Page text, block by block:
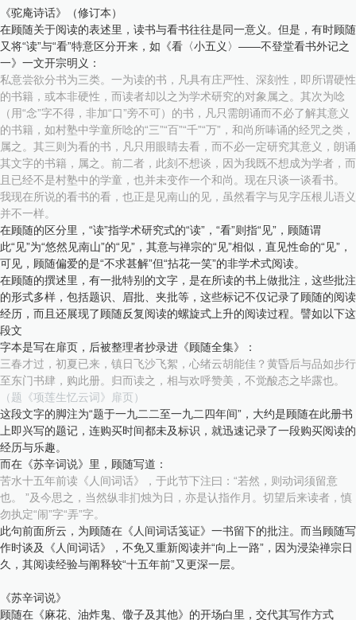
《驼庵诗话》（修订本）
在顾随关于阅读的表述里，读书与看书往往是同一意义。但是，有时顾随
又将“读”与“看”特意区分开来，如《看〈小五义〉——不登堂看书外记之
一》一文开宗明义：
私意尝欲分书为三类。一为读的书，凡具有庄严性、深刻性，即所谓硬性
的书籍，或本非硬性，而读者却以之为学术研究的对象属之。其次为唸
（用“念”字不得，非加“口”旁不可）的书，凡只需朗诵而不必了解其意义
的书籍，如村塾中学童所唸的“三”“百”“千”“万”，和尚所唪诵的经咒之类，
属之。其三则为看的书，凡只用眼睛去看，而不必一定研究其意义，朗诵
其文字的书籍，属之。前二者，此刻不想谈，因为我既不想成为学者，而
且已经不是村塾中的学童，也并未变作一个和尚。现在只谈一谈看书。
我现在所说的看书的看，也正是见南山的见，虽然看字与见字压根儿语义
并不一样。
在顾随的区分里，“读”指学术研究式的“读”，“看”则指“见”，顾随谓
此“见”为“悠然见南山”的“见”，其意与禅宗的“见”相似，直见性命的“见”，
可见，顾随偏爱的是“不求甚解”但“拈花一笑”的非学术式阅读。
在顾随的撰述里，有一批特别的文字，是在所读的书上做批注，这些批注
的形式多样，包括题识、眉批、夹批等，这些标记不仅记录了顾随的阅读
经历，而且还展现了顾随反复阅读的螺旋式上升的阅读过程。譬如以下这
段文
字本是写在扉页，后被整理者抄录进《顾随全集》：
三春才过，初夏已来，镇日飞沙飞絮，心绪云胡能佳？黄昏后与品如步行
至东门书肆，购此册。归而读之，相与欢呼赞美，不觉酸态之毕露也。
（题《项莲生忆云词》扉页）
这段文字的脚注为“题于一九二二至一九二四年间”，大约是顾随在此册书
上即兴写的题记，连购买时间都未及标识，就迅速记录了一段购买阅读的
经历与乐趣。
而在《苏辛词说》里，顾随写道：
苦水十五年前读《人间词话》，于此节下注曰：“若然，则动词须留意
也。 ”及今思之，当然纵非扪烛为日，亦是认指作月。切望后来读者，慎
勿执定“闹”字“弄”字。
此句前面所云，为顾随在《人间词话笺证》一书留下的批注。而当顾随写
作时谈及《人间词话》，不免又重新阅读并“向上一路”，因为浸染禅宗日
久，其阅读经验与阐释较“十五年前”又更深一层。
《苏辛词说》
顾随在《麻花、油炸鬼、馓子及其他》的开场白里，交代其写作方式